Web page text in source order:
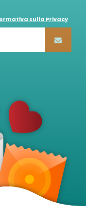
sulla Privacy